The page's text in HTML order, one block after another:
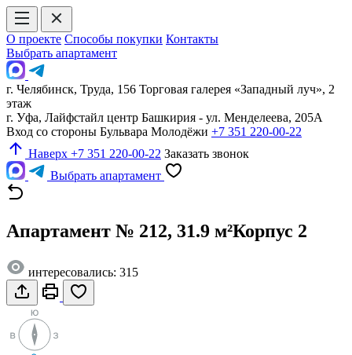
О проекте Способы покупки Контакты
Выбрать апартамент
г. Челябинск, Труда, 156 Торговая галерея «Западный луч», 2
этаж
г. Уфа, Лайфстайл центр Башкирия - ул. Менделеева, 205А
Вход со стороны Бульвара Молодёжи +7 351 220-00-22
Наверх +7 351 220-00-22 Заказать звонок
Выбрать апартамент
Апартамент № 212, 31.9 м²Корпус 2
интересовались: 315